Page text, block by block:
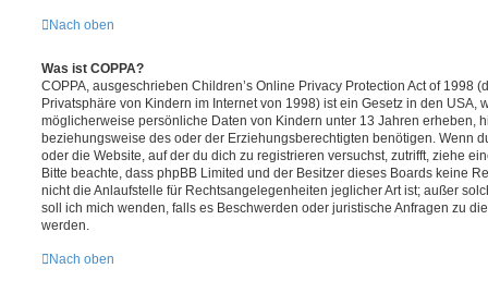
Nach oben
Was ist COPPA?
COPPA, ausgeschrieben Children’s Online Privacy Protection Act of 1998
Privatsphäre von Kindern im Internet von 1998) ist ein Gesetz in den USA,
möglicherweise persönliche Daten von Kindern unter 13 Jahren erheben,
beziehungsweise des oder der Erziehungsberechtigten benötigen. Wenn
oder die Website, auf der du dich zu registrieren versuchst, zutrifft, ziehe
Bitte beachte, dass phpBB Limited und der Besitzer dieses Boards keine
nicht die Anlaufstelle für Rechtsangelegenheiten jeglicher Art ist; außer
soll ich mich wenden, falls es Beschwerden oder juristische Anfragen zu
werden.
Nach oben